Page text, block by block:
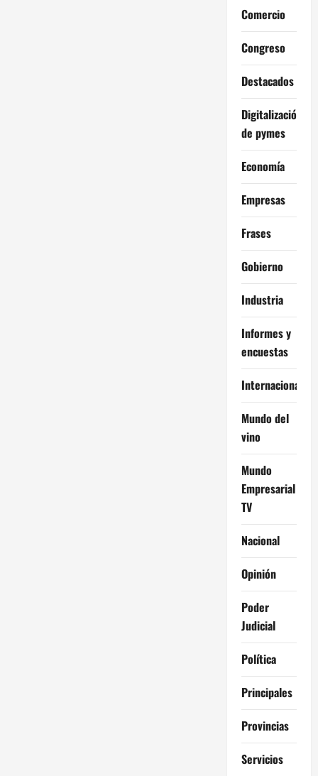
Comercio
Congreso
Destacados
Digitalización
de pymes
Economía
Empresas
Frases
Gobierno
Industria
Informes y
encuestas
Internacional
Mundo del
vino
Mundo
Empresarial
TV
Nacional
Opinión
Poder
Judicial
Política
Principales
Provincias
Servicios